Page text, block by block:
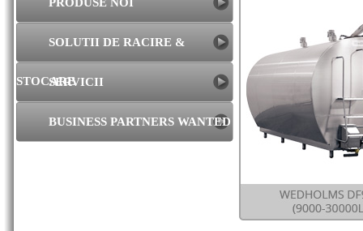
SOLUTII DE RACIRE &
STOCARESERVICII
BUSINESS PARTNERS WANTED